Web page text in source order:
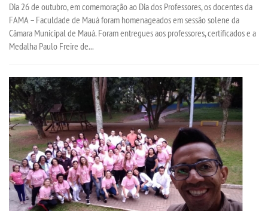
Dia 26 de outubro, em comemoração ao Dia dos Professores, os docentes da
FAMA – Faculdade de Mauá foram homenageados em sessão solene da
Câmara Municipal de Mauá. Foram entregues aos professores, certificados e a
Medalha Paulo Freire de...